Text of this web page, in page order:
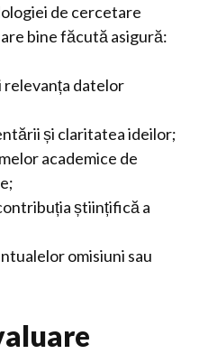
de cercetare
bine făcută asigură:
datelor
și claritatea ideilor;
academice de
științifică a
omisiuni sau